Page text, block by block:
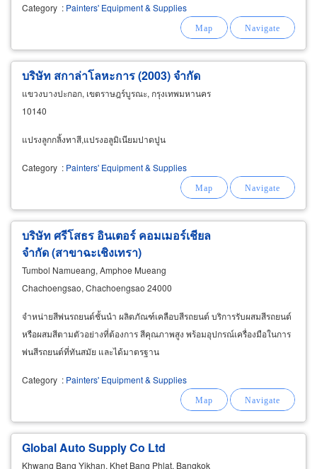
Category : Painters' Equipment & Supplies
บริษัท สกาล่าโลหะการ (2003) จำกัด
แขวงบางปะกอก, เขตราษฎร์บูรณะ, กรุงเทพมหานคร
10140
แปรงลูกกลิ้งทาสี,แปรงอลูมิเนียมปาดปูน
Category : Painters' Equipment & Supplies
บริษัท ศรีโสธร อินเตอร์ คอมเมอร์เชียล
จำกัด (สาขาฉะเชิงเทรา)
Tumbol Namueang, Amphoe Mueang
Chachoengsao, Chachoengsao 24000
จำหน่ายสีพ่นรถยนต์ชั้นนำ ผลิตภัณฑ์เคลือบสีรถยนต์ บริการรับผสมสีรถยนต์
หรือผสมสีตามตัวอย่างที่ต้องการ สีคุณภาพสูง พร้อมอุปกรณ์เครื่องมือในการ
พ่นสีรถยนต์ที่ทันสมัย และได้มาตรฐาน
Category : Painters' Equipment & Supplies
Global Auto Supply Co Ltd
Khwang Bang Yikhan, Khet Bang Phlat, Bangkok